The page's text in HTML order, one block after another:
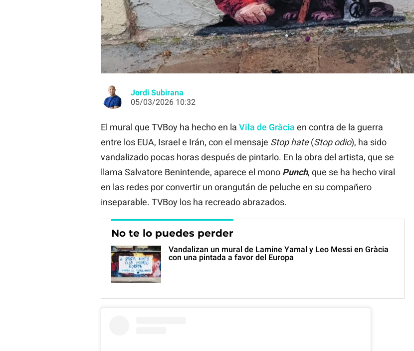
El mural de TVBoy, con el mono 'Punch' vandalizado en la Vila de Gràcia / Jordi Subirana
Jordi Subirana
05/03/2026 10:32
El mural que TVBoy ha hecho en la Vila de Gràcia en contra de la guerra
entre los EUA, Israel e Irán, con el mensaje Stop hate(Stop odio), ha sido
vandalizado pocas horas después de pintarlo. En la obra del artista, que se
llama Salvatore Benintende, aparece el mono Punch, que se ha hecho viral
en las redes por convertir un orangután de peluche en su compañero
inseparable. TVBoy los ha recreado abrazados.
No te lo puedes perder
Vandalizan un mural de Lamine Yamal y Leo Messi en Gràcia
con una pintada a favor del Europa